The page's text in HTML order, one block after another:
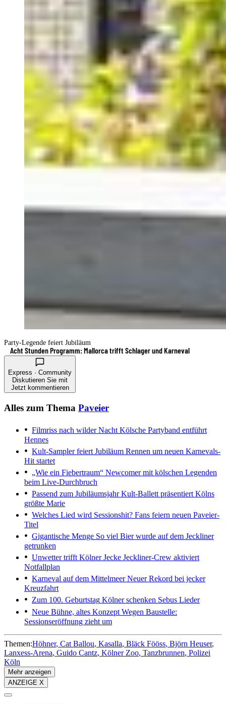
Party-Legende feiert Jubiläum
Acht Stunden Programm: Mallorca trifft Schlager und Karneval
Express · Community
Diskutieren Sie mit
Jetzt kommentieren
Alles zum Thema Paveier
Filmriss nach wilder Nacht Kölsche Partyband entführt
Hennes
Kult-Sampler feiert Jubiläum Rennen um neuen Karnevals-
Hit startet
„Wie ein Fiebertraum“ Newcomer mit kölschen Legenden
beim Live-Durchbruch
Passend zum JubiläumsjahrKult-Ballett präsentiert Kölns
größte Marie
Welches Lied wird Sessionshit? Fans feiern neuen Paveier-
Titel
Gigantische Menge So viel Bier wurde auf dem Jeckliner
getrunken
Unwetter trifft Kölner Jecke Jeckliner-Crew aktiviert
Notfallplan
Karneval auf dem MittelmeerNeuer Rekord bei jecker
Kreuzfahrt
Zum 100. Geburtstag Kölner schenken Sebus Lieder
Neue Bühne, altes Konzept Wegen Baustelle:
Sessionseröffnung zieht um
Themen:Höhner Cat Ballou Kasalla Bläck Fööss Björn Heuser
Lanxess-Arena Guido Cantz Kölner Zoo Tanzbrunnen Polizei
Köln
Mehr anzeigen
ANZEIGE X